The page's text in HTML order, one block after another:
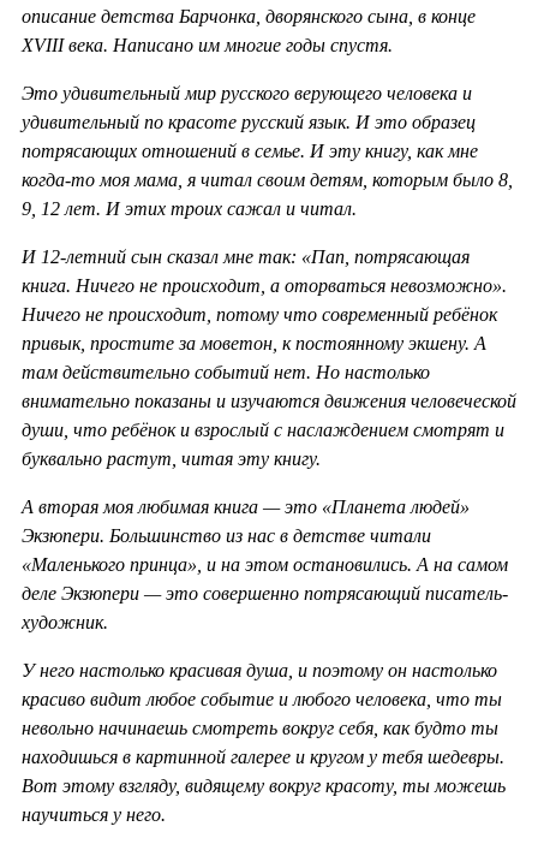
описание детства Барчонка, дворянского сына, в конце
XVIII века. Написано им многие годы спустя.
Это удивительный мир русского верующего человека и
удивительный по красоте русский язык. И это образец
потрясающих отношений в семье. И эту книгу, как мне
когда-то моя мама, я читал своим детям, которым было 8,
9, 12 лет. И этих троих сажал и читал.
И 12-летний сын сказал мне так: «Пап, потрясающая
книга. Ничего не происходит, а оторваться невозможно».
Ничего не происходит, потому что современный ребёнок
привык, простите за моветон, к постоянному экшену. А
там действительно событий нет. Но настолько
внимательно показаны и изучаются движения человеческой
души, что ребёнок и взрослый с наслаждением смотрят и
буквально растут, читая эту книгу.
А вторая моя любимая книга — это «Планета людей»
Экзюпери. Большинство из нас в детстве читали
«Маленького принца», и на этом остановились. А на самом
деле Экзюпери — это совершенно потрясающий писатель-
художник.
У него настолько красивая душа, и поэтому он настолько
красиво видит любое событие и любого человека, что ты
невольно начинаешь смотреть вокруг себя, как будто ты
находишься в картинной галерее и кругом у тебя шедевры.
Вот этому взгляду, видящему вокруг красоту, ты можешь
научиться у него.